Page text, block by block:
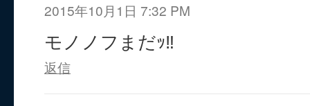
2015年10月1日 7:32 PM
モノノフまだｯ‼
返信